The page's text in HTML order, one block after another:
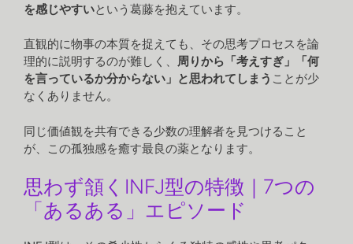
を感じやすいという葛藤を抱えています。
直観的に物事の本質を捉えても、その思考プロセスを論
理的に説明するのが難しく、 周りから「考えすぎ」「何
を言っているか分からない」と思われてしまう ことが少
なくありません。
同じ価値観を共有できる少数の理解者を見つけること
が、この孤独感を癒す最良の薬となります。
思わず頷くINFJ型の特徴｜7つの
「あるある」エピソード